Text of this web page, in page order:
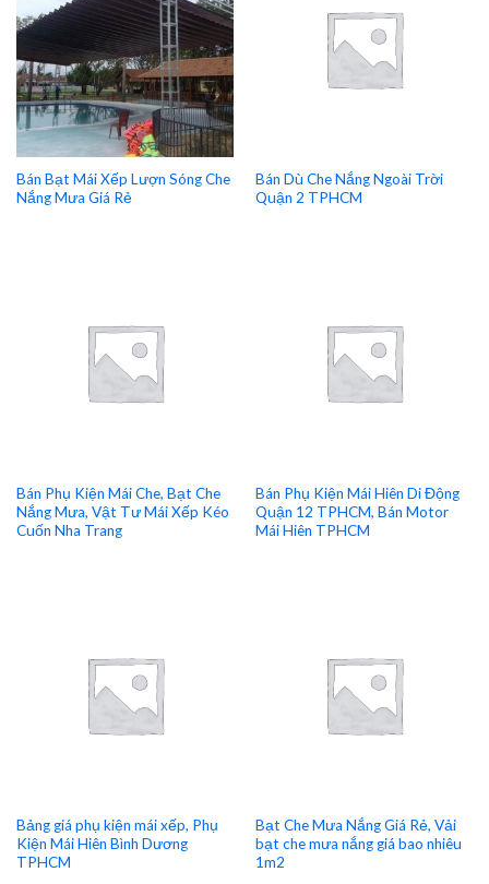
Bán Bạt Mái Xếp Lượn Sóng Che
Nắng Mưa Giá Rẻ
Bán Dù Che Nắng Ngoài Trời
Quận 2 TPHCM
Bán Phụ Kiện Mái Che, Bạt Che
Nắng Mưa, Vật Tư Mái Xếp Kéo
Cuốn Nha Trang
Bán Phụ Kiện Mái Hiên Di Động
Quận 12 TPHCM, Bán Motor
Mái Hiên TPHCM
Bảng giá phụ kiện mái xếp, Phụ
Kiện Mái Hiên Bình Dương
TPHCM
Bạt Che Mưa Nắng Giá Rẻ, Vải
bạt che mưa nắng giá bao nhiêu
1m2